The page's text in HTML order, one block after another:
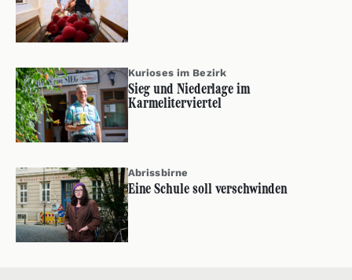
Kurioses im Bezirk
Sieg und Niederlage im
Karmeliterviertel
Abrissbirne
Eine Schule soll verschwinden